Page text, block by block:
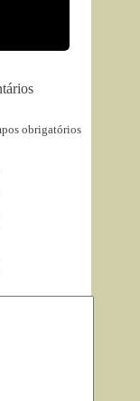
obrigatórios